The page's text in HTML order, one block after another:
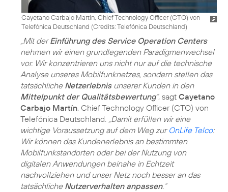
Cayetano Carbajo Martín, Chief Technology Officer (CTO) von
Telefónica Deutschland (Credits: Telefónica Deutschland)
„Mit derEinführung des Service Operation Centers
nehmen wir einen grundlegenden Paradigmenwechsel
vor. Wir konzentrieren uns nicht nur auf die technische
Analyse unseres Mobilfunknetzes, sondern stellen das
tatsächliche Netzerlebnisunserer Kunden in den
Mittelpunkt der Qualitätsbewertung“, sagt Cayetano
Carbajo Martín, Chief Technology Officer (CTO) von
Telefónica Deutschland. „Damit erfüllen wir eine
wichtige Voraussetzung auf dem Weg zur OnLife Telco:
Wir können das Kundenerlebnis an bestimmten
Mobilfunkstandorten oder bei der Nutzung von
digitalen Anwendungen beinahe in Echtzeit
nachvollziehen und unser Netz noch besser an das
tatsächliche Nutzerverhalten anpassen.“